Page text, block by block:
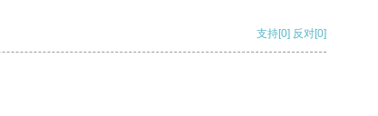
支持[0] 反对[0]